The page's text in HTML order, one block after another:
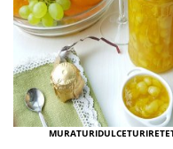
MURATURIDULCETURI